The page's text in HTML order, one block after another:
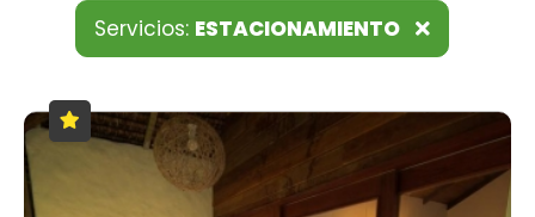
Servicios: ESTACIONAMIENTO